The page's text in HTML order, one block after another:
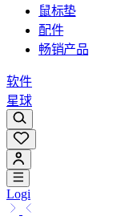
鼠标垫
配件
畅销产品
软件
星球
Logi